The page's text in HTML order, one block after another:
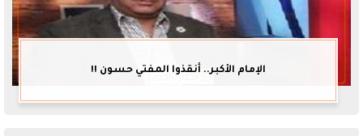
الإمام الأكبر.. أنقذوا المفتي حسون !!